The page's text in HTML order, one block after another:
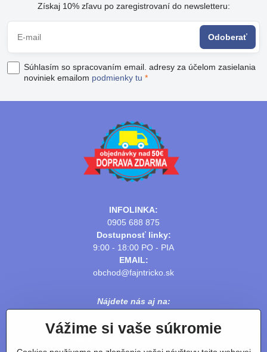
Získaj 10% zľavu po zaregistrovaní do newsletteru:
Odoberať
Súhlasím so spracovaním email. adresy za účelom zasielania
noviniek emailom podmienky tu *
INFOLINKA:
0905 688 875
Dostupnosť linky:
9:00 - 18:00 PO - PIA
EMAIL:
obchod@fajntricko.sk
Nájdete nás aj na:
Vážime si vaše súkromie